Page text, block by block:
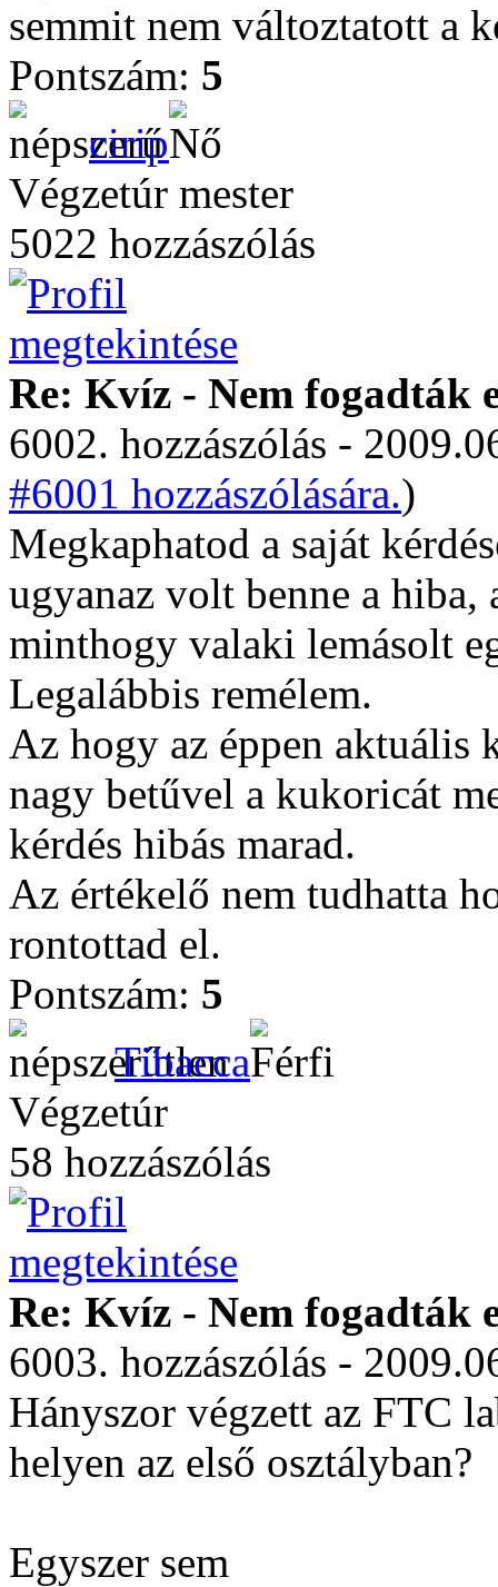
semmit nem változtatott a
Pontszám: 5
cirip
Végzetúr mester
5022 hozzászólás
Re: Kvíz - Nem fogadták
6002. hozzászólás -
#6001 hozzászólására.)
Megkaphatod a saját
ugyanaz volt benne a
minthogy valaki lemásolt
Legalábbis remélem.
Az hogy az éppen aktuális
nagy betűvel a kukoricát
kérdés hibás marad.
Az értékelő nem tudhatta
rontottad el.
Pontszám: 5
Tibacca
Végzetúr
58 hozzászólás
Re: Kvíz - Nem fogadták
6003. hozzászólás -
Hányszor végzett az FTC
helyen az első osztályban?
Egyszer sem